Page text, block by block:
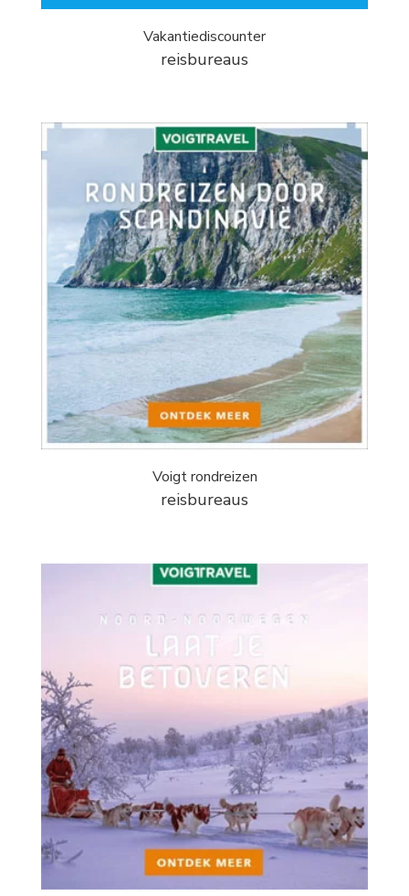
Vakantiediscounter
reisbureaus
Voigt rondreizen
reisbureaus